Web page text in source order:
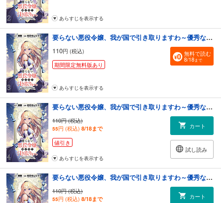
あらすじを表示する
要らない悪役令嬢、我が国で引き取りますわ～優秀なご令嬢方を追放だなんて愚かな真似、国を滅ぼしましてよ？～ 【連載版】３
110円 (税込)
期間限定無料版あり
無料で読む
8/18まで
あらすじを表示する
要らない悪役令嬢、我が国で引き取りますわ～優秀なご令嬢方を追放だなんて愚かな真似、国を滅ぼしましてよ？～ 【連載版】４
110円 (税込)
55円 (税込) 8/18まで
値引き
カート
試し読み
あらすじを表示する
要らない悪役令嬢、我が国で引き取りますわ～優秀なご令嬢方を追放だなんて愚かな真似、国を滅ぼしましてよ？～ 【連載版】５
110円 (税込)
55円 (税込) 8/18まで カート